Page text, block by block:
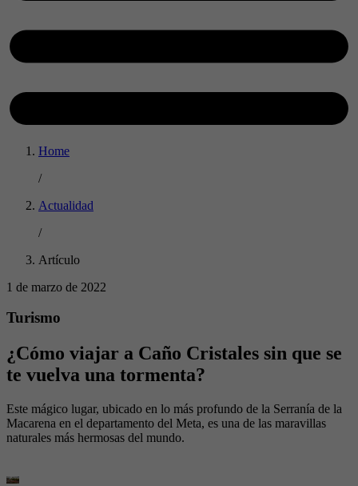
Home
/
Actualidad
/
Artículo
1 de marzo de 2022
Turismo
¿Cómo viajar a Caño Cristales sin que se
te vuelva una tormenta?
Este mágico lugar, ubicado en lo más profundo de la Serranía de la
Macarena en el departamento del Meta, es una de las maravillas
naturales más hermosas del mundo.